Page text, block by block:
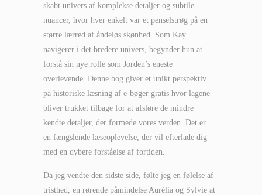
skabt univers af komplekse detaljer og subtile
nuancer, hvor hver enkelt var et penselstrøg på en
større lærred af åndeløs skønhed. Som Kay
navigerer i det bredere univers, begynder hun at
forstå sin nye rolle som Jorden’s eneste
overlevende. Denne bog giver et unikt perspektiv
på historiske læsning af e-bøger gratis hvor lagene
bliver trukket tilbage for at afsløre de mindre
kendte detaljer, der formede vores verden. Det er
en fængslende læseoplevelse, der vil efterlade dig
med en dybere forståelse af fortiden.
Da jeg vendte den sidste side, følte jeg en følelse af
tristhed, en rørende påmindelse Aurélia og Sylvie at